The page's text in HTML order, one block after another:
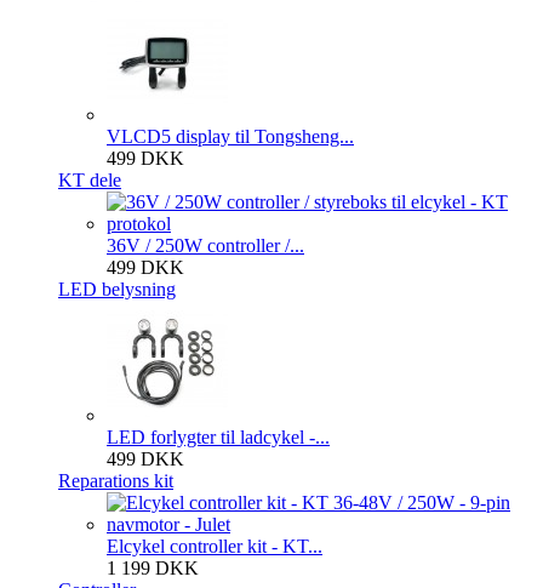
VLCD5 display til Tongsheng...
499 DKK
KT dele
36V / 250W controller /...
499 DKK
LED belysning
LED forlygter til ladcykel -...
499 DKK
Reparations kit
Elcykel controller kit - KT...
1 199 DKK